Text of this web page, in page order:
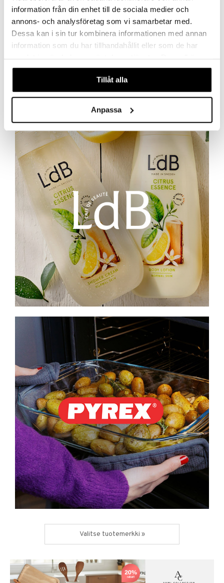
information från din enhet till de sociala medier och
annons- och analysföretag som vi samarbetar med.
Dessa kan i sin tur kombinera informationen med annan
information som du har tillhandahållit eller som de har
våra cookies vid fortsatt användande av vår webbplats.
Tillåt alla
Anpassa
Valitse tuotemerkki »